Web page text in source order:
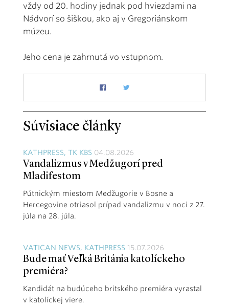
vždy od 20. hodiny jednak pod hviezdami na
Nádvorí so šiškou, ako aj v Gregoriánskom
múzeu.
Jeho cena je zahrnutá vo vstupnom.
Súvisiace články
KATHPRESS, TK KBS 04.08.2026
Vandalizmus v Medžugorí pred
Mladifestom
Pútnickým miestom Medžugorie v Bosne a
Hercegovine otriasol prípad vandalizmu v noci z 27.
júla na 28. júla.
VATICAN NEWS, KATHPRESS 15.07.2026
Bude mať Veľká Británia katolíckeho
premiéra?
Kandidát na budúceho britského premiéra vyrastal
v katolíckej viere.